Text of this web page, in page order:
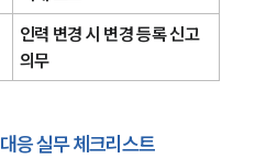
인력 변경 시 변경 등록 신고
의무
응 실무 체크리스트